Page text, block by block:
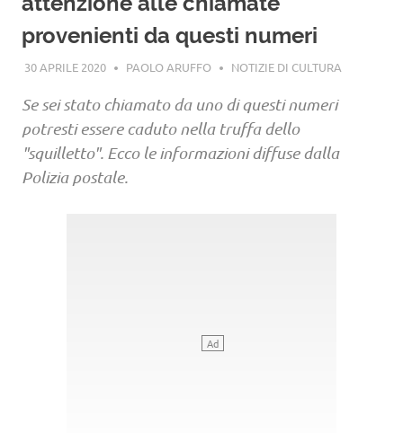
provenienti da questi numeri
30 APRILE 2020 PAOLO ARUFFO NOTIZIE DI CULTURA
Se sei stato chiamato da uno di questi numeri
potresti essere caduto nella truffa dello
"squilletto". Ecco le informazioni diffuse dalla
Polizia postale.